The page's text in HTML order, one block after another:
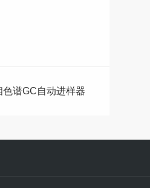
色谱GC自动进样器